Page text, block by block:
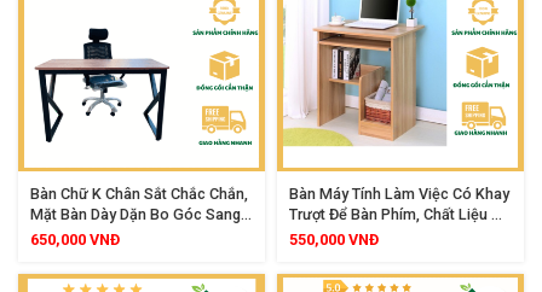
Bàn Chữ K Chân Sắt Chắc Chắn,
Mặt Bàn Dày Dặn Bo Góc Sang
Trọng, Kích Thước 120x60x75cm
650,000 VNĐ
Bàn Máy Tính Làm Việc Có Khay
Trượt Để Bàn Phím, Chất Liệu Gỗ
MDF Dày Dặn, Thiết Kế Hiện Đại,
550,000 VNĐ